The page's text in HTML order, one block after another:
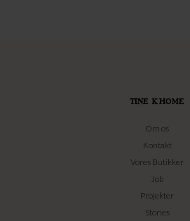
TINE K HOME
Om os
Kontakt
Vores Butikker
Job
Projekter
Stories